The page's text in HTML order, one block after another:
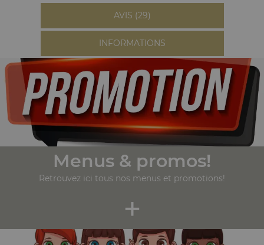
AVIS (29)
INFORMATIONS
Menus & promos!
Retrouvez ici tous nos menus et promotions!
+